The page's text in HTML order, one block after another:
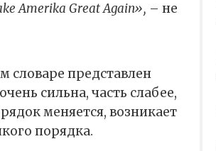
Amerika Great Again», – не
словаре представлен
сильна, часть слабее,
меняется, возникает
порядка.